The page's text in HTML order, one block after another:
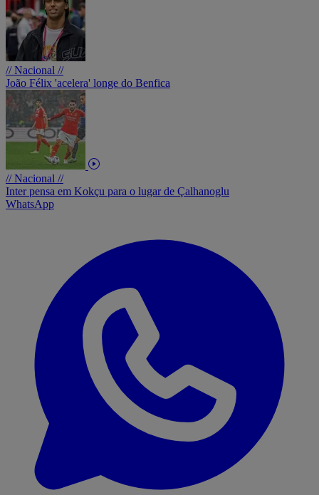
// Nacional //
João Félix 'acelera' longe do Benfica
// Nacional //
Inter pensa em Kokçu para o lugar de Çalhanoglu
WhatsApp